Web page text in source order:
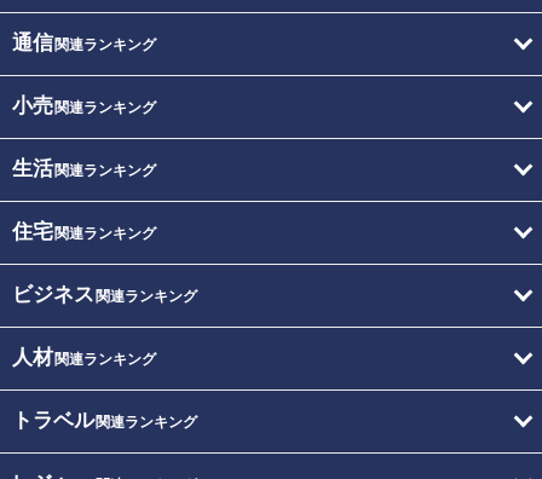
通信関連ランキング
小売関連ランキング
生活関連ランキング
住宅関連ランキング
ビジネス 関連ランキング
人材関連ランキング
トラベル関連ランキング